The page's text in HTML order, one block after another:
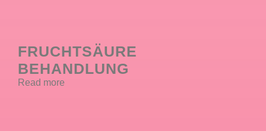
FRUCHTSÄURE
BEHANDLUNG
Read more